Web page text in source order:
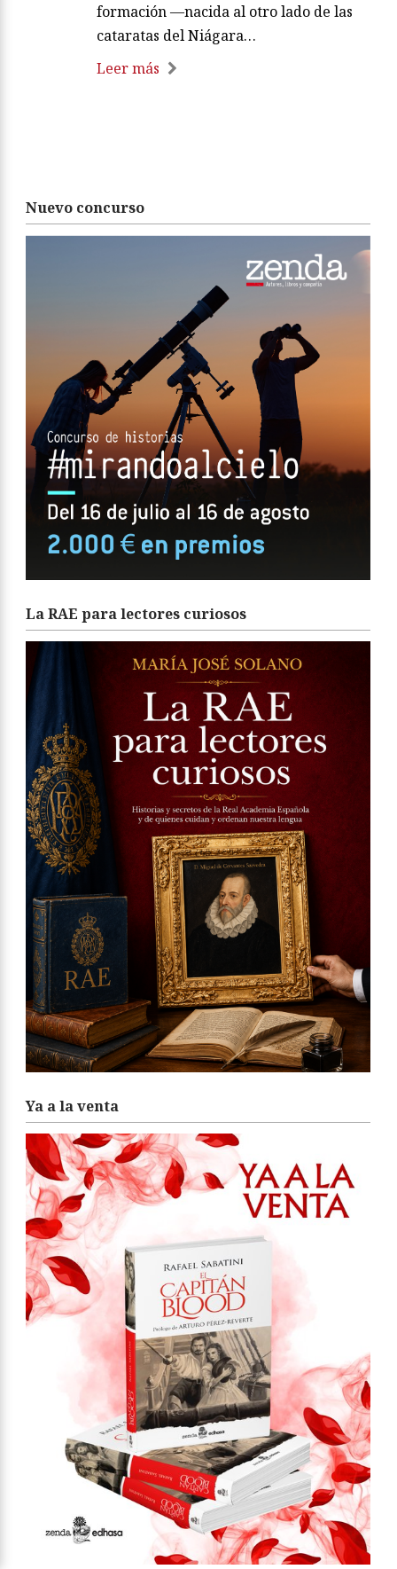
formación —nacida al otro lado de las
cataratas del Niágara…
Leer más
Nuevo concurso
La RAE para lectores curiosos
Ya a la venta